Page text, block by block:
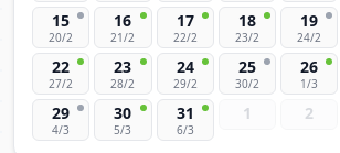
15
20/2
16
21/2
17
22/2
18
23/2
19
24/2
22
27/2
23
28/2
24
29/2
25
30/2
26
1/3
29
4/3
30
5/3
31
6/3
1 2